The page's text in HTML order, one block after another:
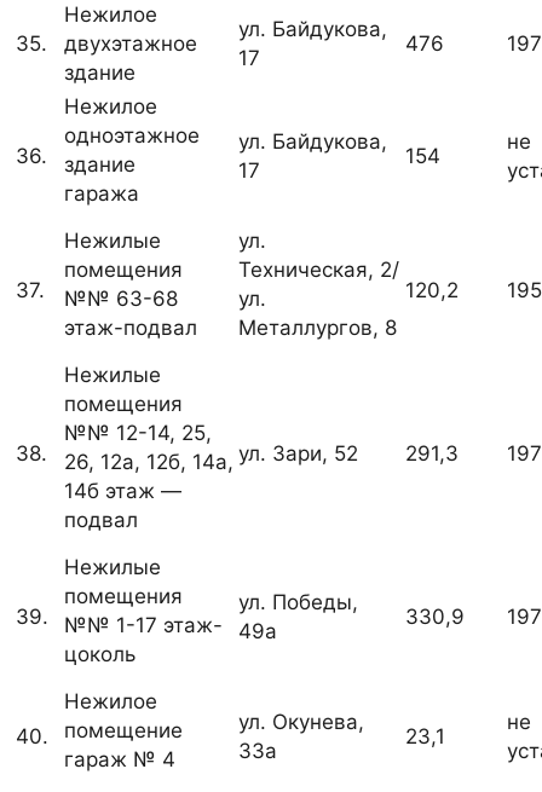
35.
Нежилое
двухэтажное
здание
ул. Байдукова,
17
476
36.
Нежилое
одноэтажное
здание
гаража
ул. Байдукова,
17
154
не
37.
Нежилые
помещения
№№ 63-68
этаж-подвал
ул.
Техническая, 2/
ул.
Металлургов, 8
120,2
38.
Нежилые
помещения
№№ 12-14, 25,
26, 12а, 12б, 14а,
14б этаж —
подвал
ул. Зари, 52 291,3
39.
Нежилые
помещения
№№ 1-17 этаж-
цоколь
ул. Победы,
49а
330,9
40.
Нежилое
помещение
гараж № 4
ул. Окунева,
33а
23,1
не